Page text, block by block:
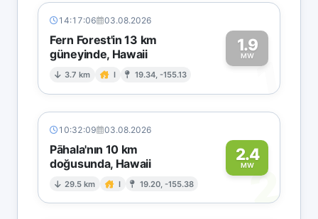
14:17:06 03.08.2026
Fern Forest'in 13 km
güneyinde, Hawaii
3.7 km I 19.34, -155.13
1.9
MW1
10:32:09 03.08.2026
Pāhala'nın 10 km
doğusunda, Hawaii
29.5 km I 19.20, -155.38
2.4
MW2